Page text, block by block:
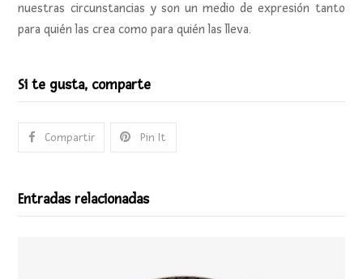
nuestras circunstancias y son un medio de expresión tanto
para quién las crea como para quién las lleva.
Si te gusta, comparte
Compartir Pin It
Entradas relacionadas